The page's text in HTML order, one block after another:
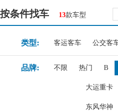
按条件找车 13款车型
类型: 客运客车 公交客
品牌: 不限 热门 B
大运重卡
东风华神